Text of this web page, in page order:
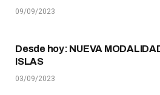
09/09/2023
Desde hoy: NUEVA
ISLAS
03/09/2023